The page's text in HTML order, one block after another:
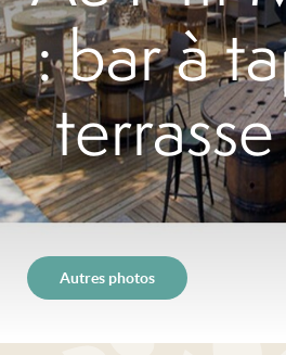
: bar à
Autres photos